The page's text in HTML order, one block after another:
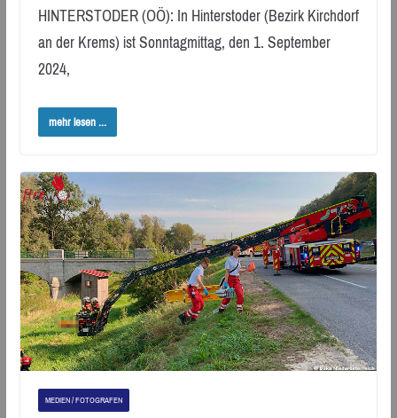
HINTERSTODER (OÖ): In Hinterstoder (Bezirk Kirchdorf
an der Krems) ist Sonntagmittag, den 1. September
2024,
mehr lesen ...
MEDIEN / FOTOGRAFEN